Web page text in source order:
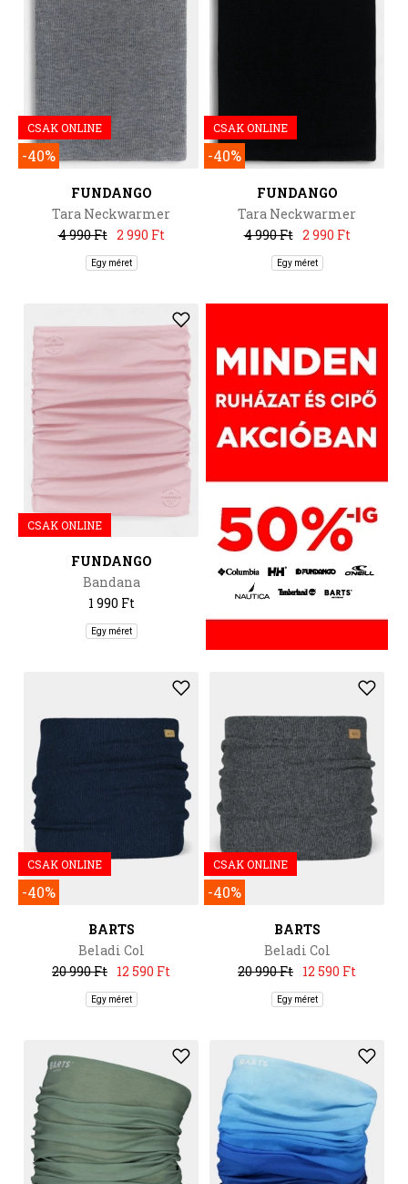
CSAK ONLINE
-40%
FUNDANGO
Tara Neckwarmer
4 990 Ft 2 990 Ft
Egy méret
CSAK ONLINE
-40%
FUNDANGO
Tara Neckwarmer
4 990 Ft 2 990 Ft
Egy méret
CSAK ONLINE
FUNDANGO
Bandana
1 990 Ft
Egy méret
CSAK ONLINE
-40%
BARTS
Beladi Col
20 990 Ft 12 590 Ft
Egy méret
CSAK ONLINE
-40%
BARTS
Beladi Col
20 990 Ft 12 590 Ft
Egy méret